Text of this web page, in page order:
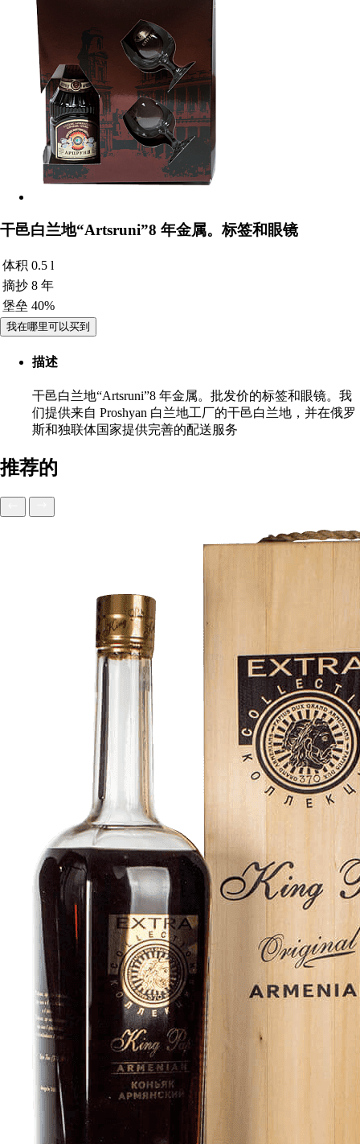
干邑白兰地“Artsruni”8 年金属。标签和眼镜
体积 0.5 l
摘抄 8 年
堡垒 40%
我在哪里可以买到
描述
干邑白兰地“Artsruni”8 年金属。批发价的标签和眼镜。我
们提供来自 Proshyan 白兰地工厂的干邑白兰地，并在俄罗
斯和独联体国家提供完善的配送服务
推荐的